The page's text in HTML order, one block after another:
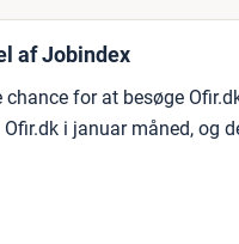
af Jobindex
chance for at besøge
i januar måned, og